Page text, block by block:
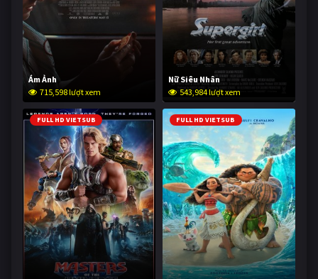
Ám Ảnh
715,598 lượt xem
Nữ Siêu Nhân
543,984 lượt xem
FULL HD VIETSUB FULL HD VIETSUB